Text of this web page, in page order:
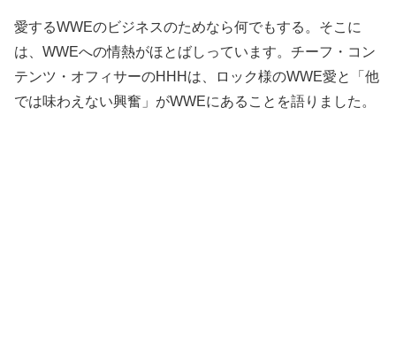
愛するWWEのビジネスのためなら何でもする。そこに
は、WWEへの情熱がほとばしっています。チーフ・コン
テンツ・オフィサーのHHHは、ロック様のWWE愛と「他
では味わえない興奮」がWWEにあることを語りました。